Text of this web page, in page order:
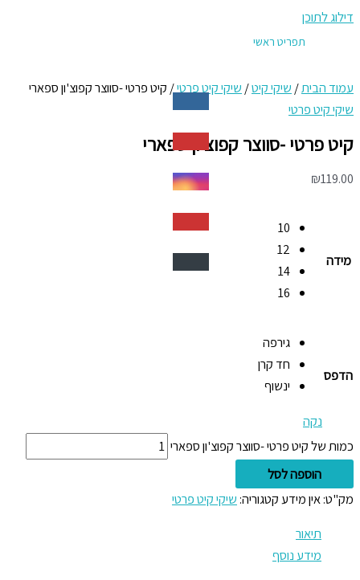
דילוג לתוכן
תפריט ראשי
עמוד הבית/ שיקי קיט/ שיקי קיט פרטי/ קיט פרטי -סווצר קפוצ'ון ספארי
שיקי קיט פרטי
קיט פרטי -סווצר קפוצ'ון ספארי
₪119.00
מידה
10
12
14
16
הדפס
גירפה
חד קרן
ינשוף
נקה
כמות של קיט פרטי -סווצר קפוצ'ון ספארי
הוספה לסל
מק"ט:אין מידעקטגוריה: שיקי קיט פרטי
תיאור
מידע נוסף